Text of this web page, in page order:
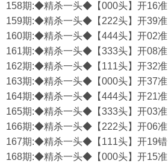
158期:◆精杀一头◆【000头】开16准
159期:◆精杀一头◆【222头】开39准
160期:◆精杀一头◆【444头】开02准
161期:◆精杀一头◆【333头】开08准
162期:◆精杀一头◆【111头】开32准
163期:◆精杀一头◆【000头】开37准
164期:◆精杀一头◆【444头】开21准
165期:◆精杀一头◆【333头】开03准
166期:◆精杀一头◆【222头】开06准
167期:◆精杀一头◆【111头】开19错
168期:◆精杀一头◆【000头】开15准